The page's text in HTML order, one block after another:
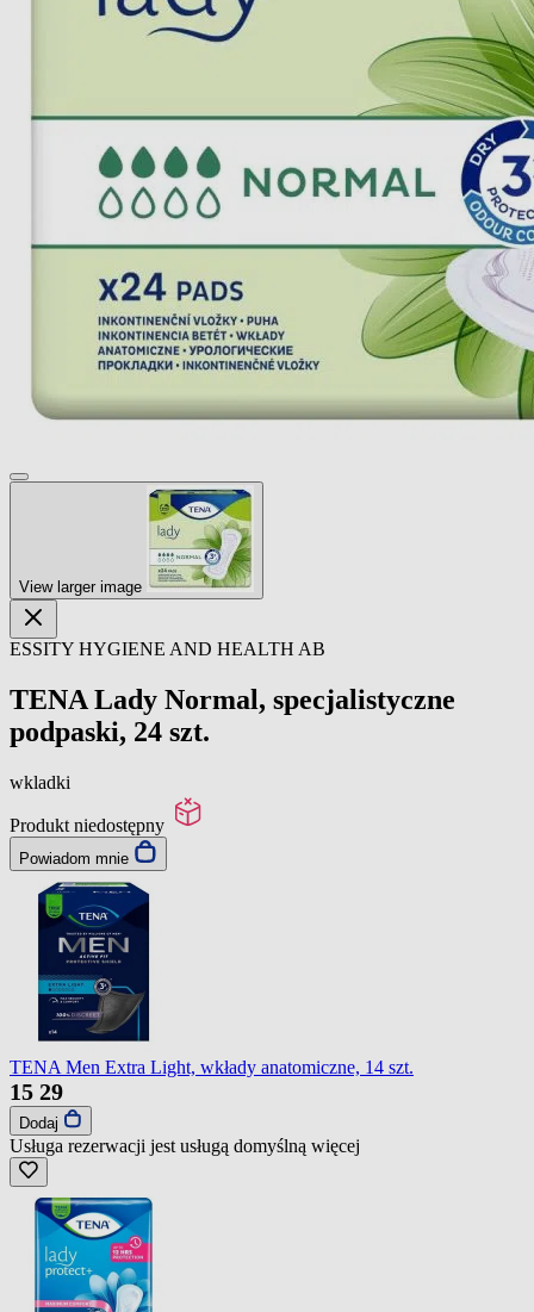
View larger image
ESSITY HYGIENE AND HEALTH AB
TENA Lady Normal, specjalistyczne
podpaski, 24 szt.
wkladki
Produkt niedostępny
Powiadom mnie
TENA Men Extra Light, wkłady anatomiczne, 14 szt.
15 29
Dodaj
Usługa rezerwacji jest usługą domyślną więcej